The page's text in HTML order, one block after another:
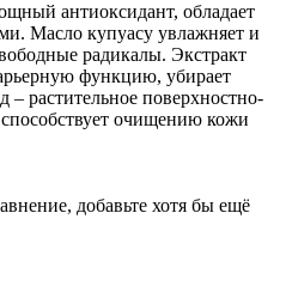
антиоксидант, обладает
Масло купуасу увлажняет и
радикалы. Экстракт
функцию, убирает
– растительное поверхностно-
очищению кожи
добавьте хотя бы ещё